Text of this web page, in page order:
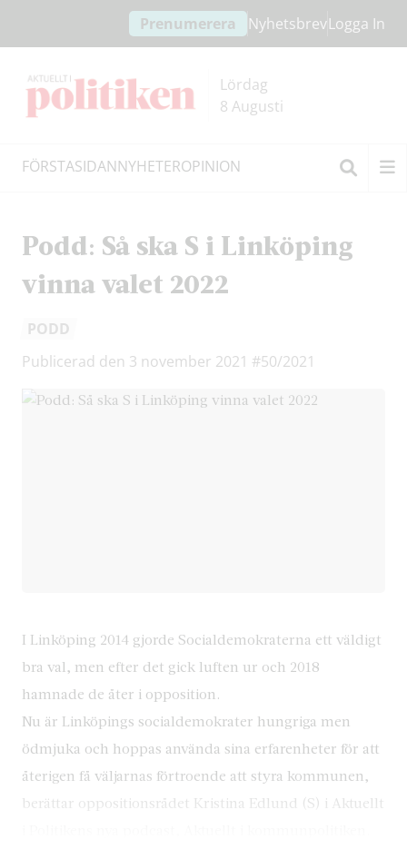
innehållet
headern
Prenumerera NyhetsbrevLogga In
Lördag
8 Augusti
FÖRSTASIDANNYHETEROPINION
Podd: Så ska S i Linköping
vinna valet 2022
PODD
Publicerad den 3 november 2021 #50/2021
I Linköping 2014 gjorde Socialdemokraterna ett väldigt
bra val, men efter det gick luften ur och 2018
hamnade de åter i opposition.
Nu är Linköpings socialdemokrater hungriga men
ödmjuka och hoppas använda sina erfarenheter för att
återigen få väljarnas förtroende att styra kommunen,
berättar oppositionsrådet Kristina Edlund (S) i Aktuellt